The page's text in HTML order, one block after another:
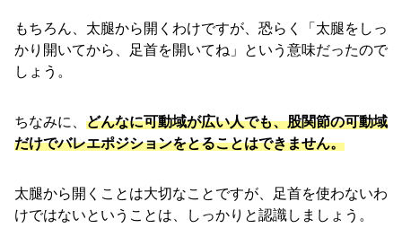
もちろん、太腿から開くわけですが、恐らく「太腿をしっ
かり開いてから、足首を開いてね」という意味だったので
しょう。
ちなみに、 どんなに可動域が広い人でも、股関節の可動域
だけでバレエポジションをとることはできません。
太腿から開くことは大切なことですが、足首を使わないわ
けではないということは、しっかりと認識しましょう。